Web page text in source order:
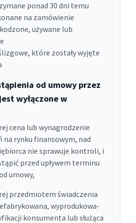
ponad 30 dni temu
na zamówienie
używane lub
które zostały wyjęte
od umowy przez
wyłączone w
cena lub wynagrodzenie
na rynku finansowym, nad
nie sprawuje kontroli, i
przed upływem terminu
umowy,
przedmiotem świadczenia
wyprodukowa-
konsumenta lub służąca